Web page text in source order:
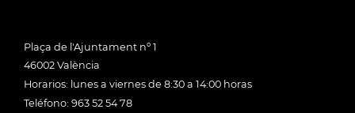
Plaça de l'Ajuntament nº 1
46002 València
Horarios: lunes a viernes de 8:30 a 14:00 horas
Teléfono: 963 52 54 78